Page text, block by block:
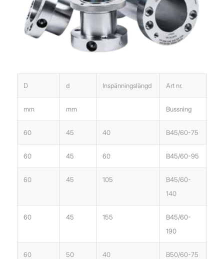
D d Inspänningslängd Art nr.
mm mm Bussning
60 45 40 B45/60-75
60 45 60 B45/60-95
60 45 105
B45/60-
140
60 45 155
B45/60-
190
60 50 40 B50/60-75